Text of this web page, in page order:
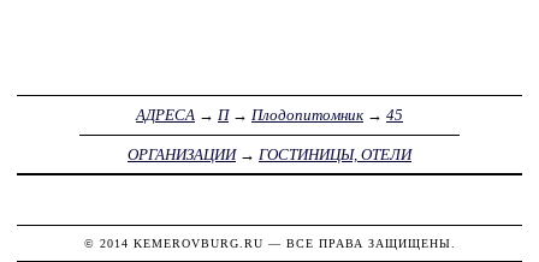
АДРЕСА → П→ Плодопитомник → 45
ОРГАНИЗАЦИИ→ ГОСТИНИЦЫ, ОТЕЛИ
© 2014 KEMEROVBURG.RU — ВСЕ ПРАВА ЗАЩИЩЕНЫ.